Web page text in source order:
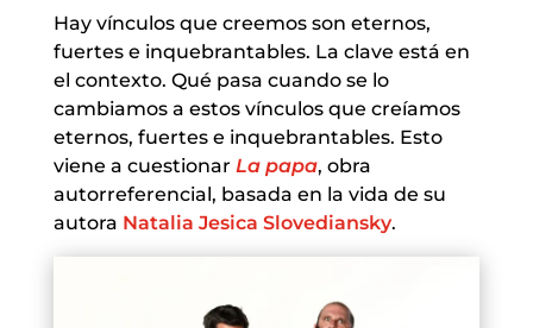
Hay vínculos que creemos son eternos,
fuertes e inquebrantables. La clave está en
el contexto. Qué pasa cuando se lo
cambiamos a estos vínculos que creíamos
eternos, fuertes e inquebrantables. Esto
viene a cuestionar La papa, obra
autorreferencial, basada en la vida de su
autora Natalia Jesica Slovediansky.